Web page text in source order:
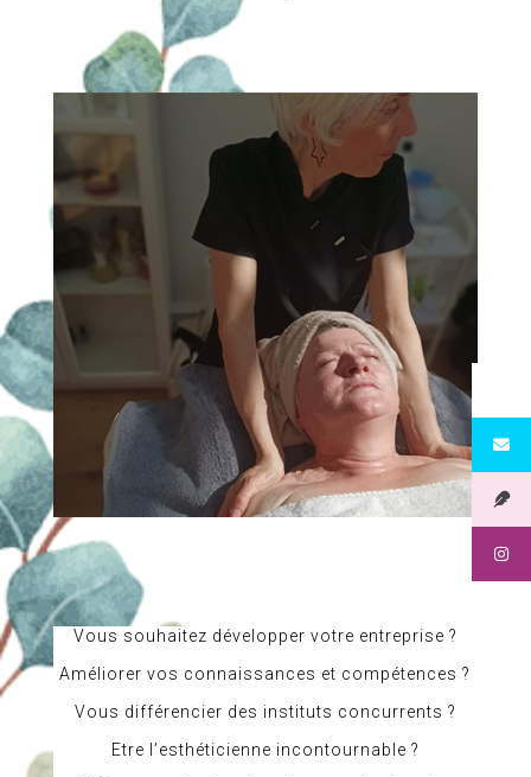
Vous souhaitez développer votre entreprise ?
Améliorer vos connaissances et compétences ?
Vous différencier des instituts concurrents ?
Etre l’esthéticienne incontournable ?